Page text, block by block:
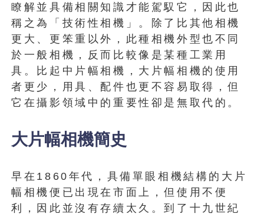
瞭解並具備相關知識才能駕馭它，因此也
稱之為「技術性相機」。除了比其他相機
更大、更笨重以外，此種相機外型也不同
於一般相機，反而比較像是某種工業用
具。比起中片幅相機，大片幅相機的使用
者更少，用具、配件也更不容易取得，但
它在攝影領域中的重要性卻是無取代的。
大片幅相機簡史
早在1860年代，具備單眼相機結構的大片
幅相機便已出現在市面上，但使用不便
利，因此並沒有存續太久。到了十九世紀